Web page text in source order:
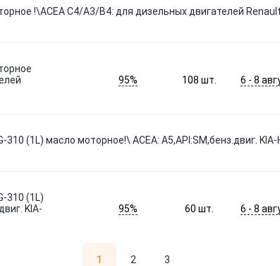
!\ACEA С4/А3/В4: для дизельных двигателей
95% 108шт. 6 - 8
310 (1L) масло моторное!\ ACEA: A5,API:SM,бенз.двиг.
310 (1L)
KIA-
95% 60шт. 6 - 8
1 2 3